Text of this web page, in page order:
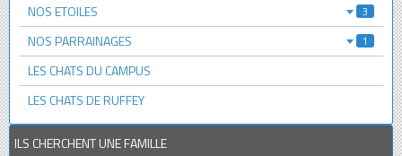
NOS ETOILES 3
NOS PARRAINAGES 1
LES CHATS DU CAMPUS
LES CHATS DE RUFFEY
ILS CHERCHENT UNE FAMILLE